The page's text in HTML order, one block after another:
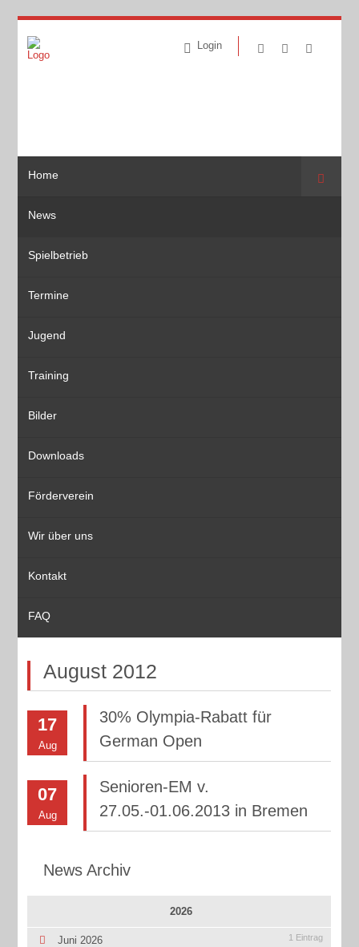
Login
Home
News
Spielbetrieb
Termine
Jugend
Training
Bilder
Downloads
Förderverein
Wir über uns
Kontakt
FAQ
Suche
August 2012
17
Aug
30% Olympia-Rabatt für
German Open
07
Aug
Senioren-EM v.
27.05.-01.06.2013 in Bremen
News Archiv
2026
Juni 2026 1 Eintrag